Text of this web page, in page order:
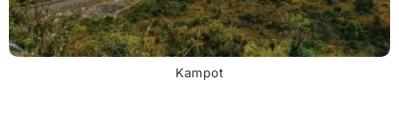
Kampot